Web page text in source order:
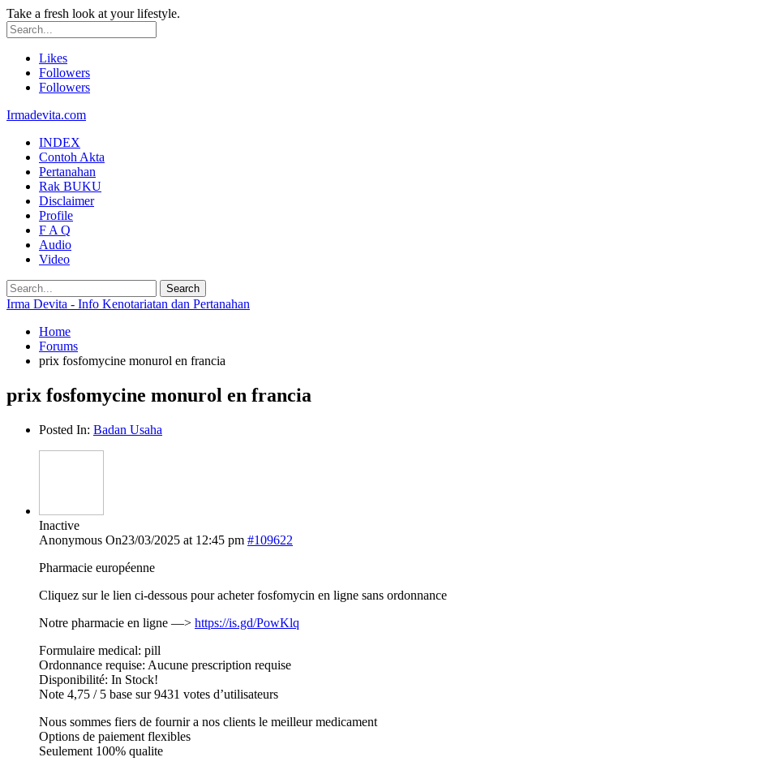
Take a fresh look at your lifestyle.
Likes
Followers
Followers
Irmadevita.com
INDEX
Contoh Akta
Pertanahan
Rak BUKU
Disclaimer
Profile
F A Q
Audio
Video
Irma Devita - Info Kenotariatan dan Pertanahan
Home
Forums
prix fosfomycine monurol en francia
prix fosfomycine monurol en francia
Posted In: Badan Usaha
Inactive
Anonymous On23/03/2025 at 12:45 pm #109622
Pharmacie européenne
Cliquez sur le lien ci-dessous pour acheter fosfomycin en ligne sans ordonnance
Notre pharmacie en ligne —> https://is.gd/PowKlq
Formulaire medical: pill
Ordonnance requise: Aucune prescription requise
Disponibilité: In Stock!
Note 4,75 / 5 base sur 9431 votes d’utilisateurs
Nous sommes fiers de fournir a nos clients le meilleur medicament
Options de paiement flexibles
Seulement 100% qualite